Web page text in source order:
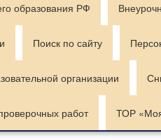
образования РФ
Поиск по сайту
организации
работ ТОР